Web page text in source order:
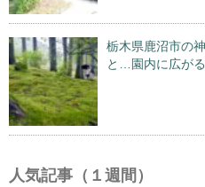
栃木県鹿沼市の
と…園内に広が
人気記事（１週間）